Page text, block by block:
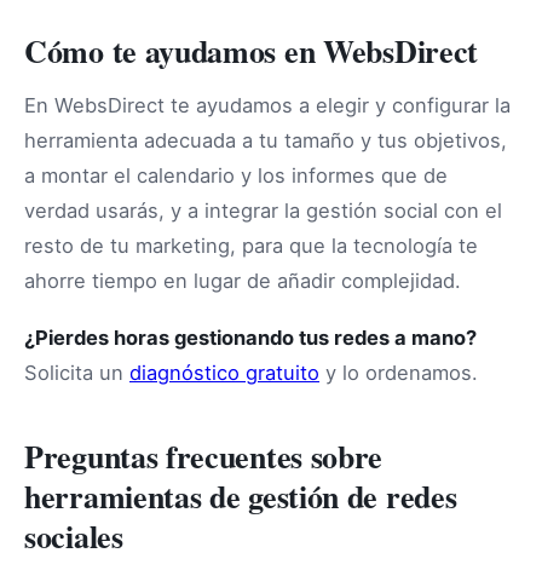
Cómo te ayudamos en WebsDirect
En WebsDirect te ayudamos a elegir y configurar la
herramienta adecuada a tu tamaño y tus objetivos,
a montar el calendario y los informes que de
verdad usarás, y a integrar la gestión social con el
resto de tu marketing, para que la tecnología te
ahorre tiempo en lugar de añadir complejidad.
¿Pierdes horas gestionando tus redes a mano?
Solicita un diagnóstico gratuito y lo ordenamos.
Preguntas frecuentes sobre
herramientas de gestión de redes
sociales